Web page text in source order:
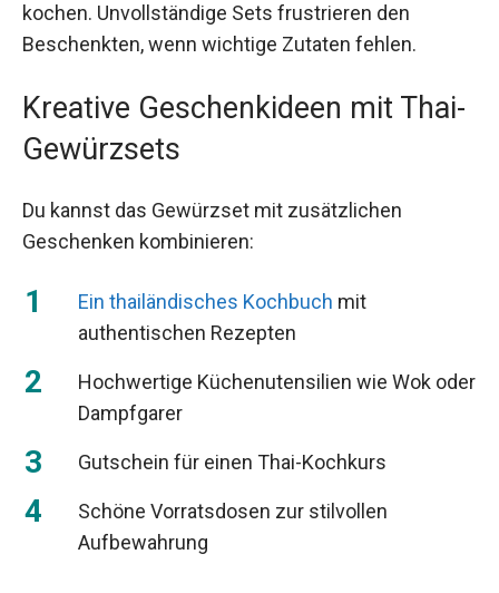
kochen. Unvollständige Sets frustrieren den
Beschenkten, wenn wichtige Zutaten fehlen.
Kreative Geschenkideen mit Thai-
Gewürzsets
Du kannst das Gewürzset mit zusätzlichen
Geschenken kombinieren:
Ein thailändisches Kochbuch mit
authentischen Rezepten
Hochwertige Küchenutensilien wie Wok oder
Dampfgarer
Gutschein für einen Thai-Kochkurs
Schöne Vorratsdosen zur stilvollen
Aufbewahrung